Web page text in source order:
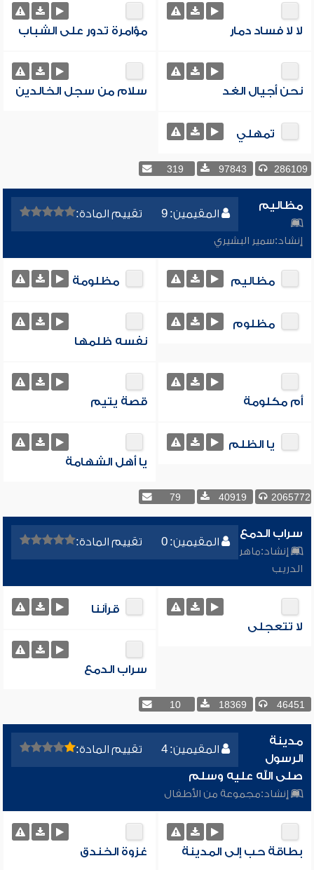
لا لا فساد دمار مؤامرة تدور على الشباب
نحن أجيال الغد سلام من سجل الخالدين
تمهلي
286109
97843
319
المقيمين: 9 تقييم المادة:
مظاليم
إنشاد:سمير البشيري
مظاليم مظلومة
مظلوم
نفسه ظلمها
أم مكلومة قصة يتيم
يا الظلم
يا أهل الشهامة
2065772
40919
79
المقيمين: 0 تقييم المادة:
سراب الدمع
إنشاد:ماهر
الدريب
لا تتعجلى
قرآننا
سراب الدمع
46451
18369
10
المقيمين: 4 تقييم المادة:
مدينة
الرسول
صلى الله عليه وسلم
إنشاد:مجموعة من الأطفال
بطاقة حب إلى المدينة غزوة الخندق